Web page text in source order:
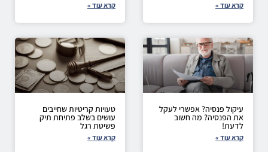
קרא עוד » קרא עוד »
עיקול פנסיה? אפשרי לעקל
את הפנסיה? מה חשוב
לדעת!
קרא עוד »
טעויות קריטיות שחייבים
עושים בשלב פתיחת תיק
פשיטת רגל
קרא עוד »